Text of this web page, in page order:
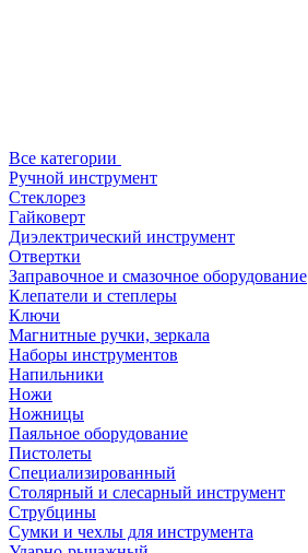
Все категории
Ручной инструмент
Стеклорез
Гайковерт
Диэлектрический инструмент
Отвертки
Заправочное и смазочное оборудование
Клепатели и степлеры
Ключи
Магнитные ручки, зеркала
Наборы инструментов
Напильники
Ножи
Ножницы
Паяльное оборудование
Пистолеты
Специализированный
Столярный и слесарный инструмент
Струбцины
Сумки и чехлы для инструмента